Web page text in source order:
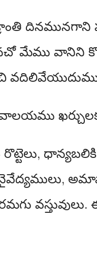
దినమునగాని
మేము
రొట్టెలు,
నైవేద్యములు,